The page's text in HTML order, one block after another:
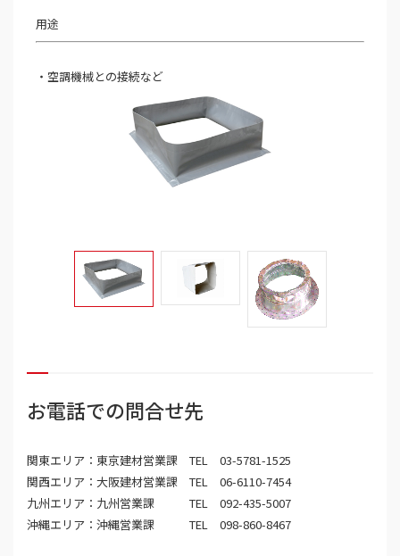
用途
・空調機械との接続など
お電話での問合せ先
関東エリア：東京建材営業課 TEL 03-5781-1525
関西エリア：大阪建材営業課 TEL 06-6110-7454
九州エリア：九州営業課 TEL 092-435-5007
沖縄エリア：沖縄営業課 TEL 098-860-8467